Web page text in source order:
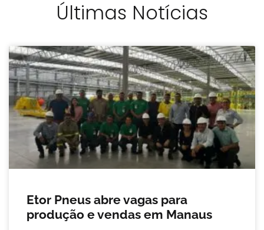
Últimas Notícias
Etor Pneus abre vagas para
produção e vendas em Manaus